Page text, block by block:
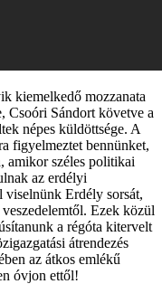
kiemelkedő mozzanata
Csoóri Sándort követve a
népes küldöttsége. A
figyelmeztet bennünket,
amikor széles politikai
az erdélyi
viselnünk Erdély sorsát,
Ezek közül
a régóta kitervelt
átrendezés
az átkos emlékű
óvjon ettől!